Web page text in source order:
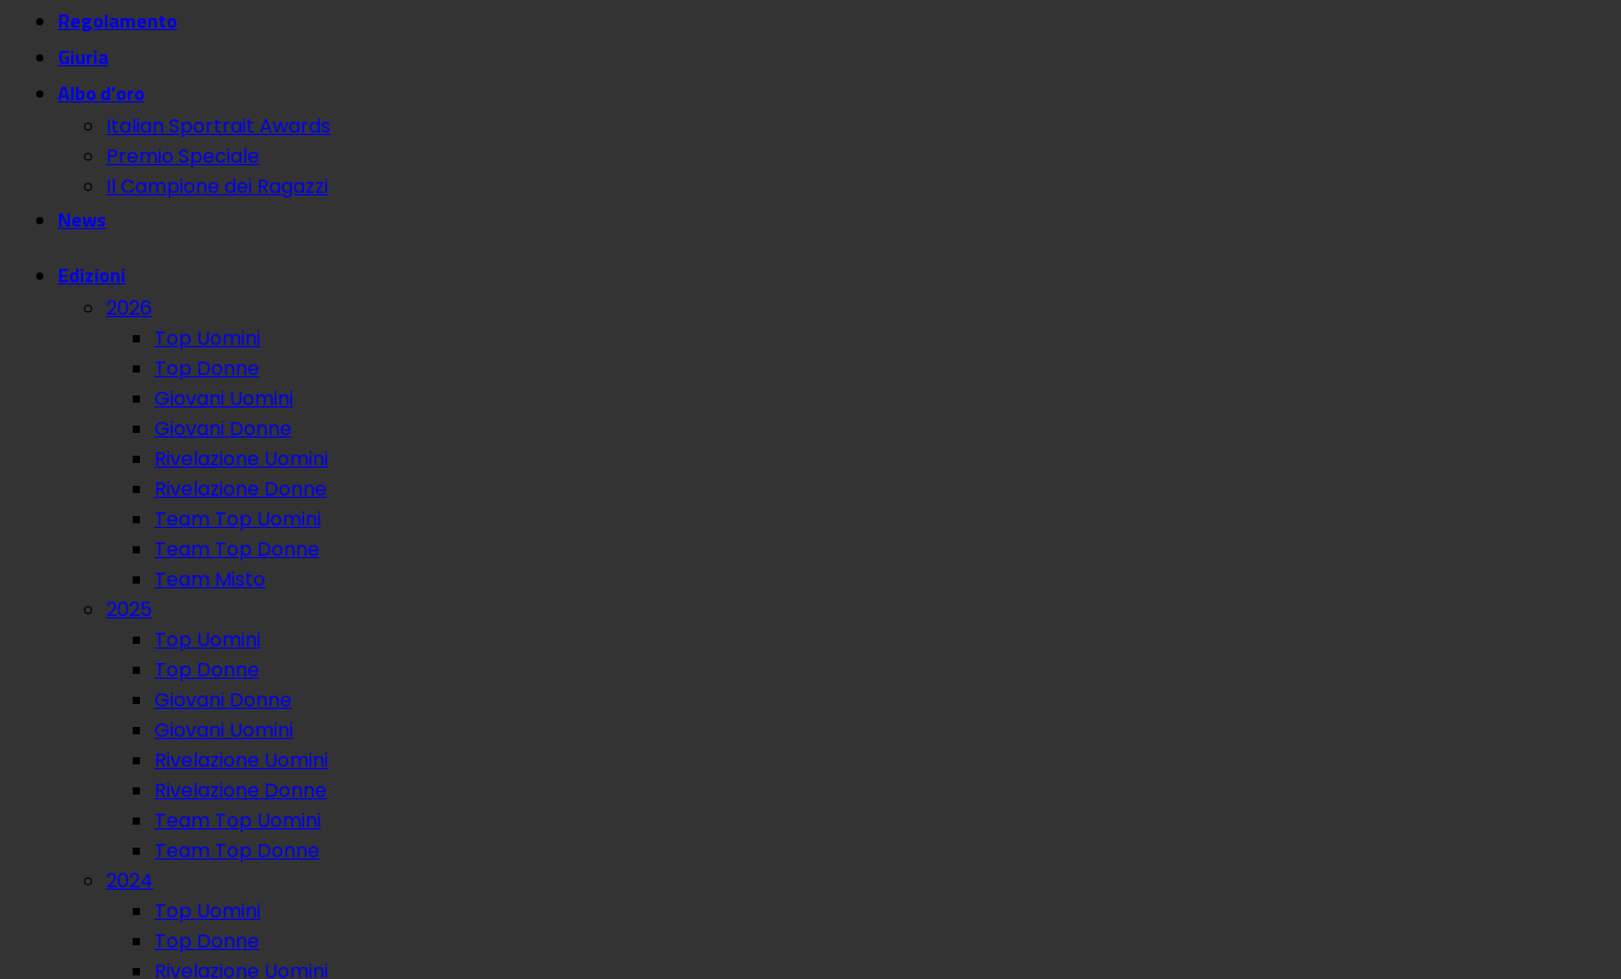
Regolamento
Giuria
Albo d’oro
Italian Sportrait Awards
Premio Speciale
Il Campione dei Ragazzi
News
Edizioni
2026
Top Uomini
Top Donne
Giovani Uomini
Giovani Donne
Rivelazione Uomini
Rivelazione Donne
Team Top Uomini
Team Top Donne
Team Misto
2025
Top Uomini
Top Donne
Giovani Donne
Giovani Uomini
Rivelazione Uomini
Rivelazione Donne
Team Top Uomini
Team Top Donne
2024
Top Uomini
Top Donne
Rivelazione Uomini